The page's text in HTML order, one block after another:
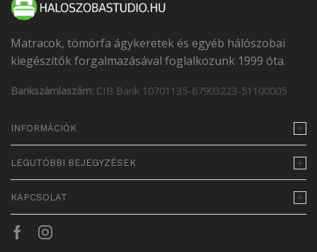
Matracok, tömörfa ágykeretek és egyéb hálószobai
kiegészítők forgalmazásával foglalkozunk 1999 óta.
Bankszámlaszám: CIB Bank 10701135-67903223-51100005
INFORMÁCIÓK
LEGUTÓBBI BEJEGYZÉSEK
KAPCSOLAT
FacebookInstagram